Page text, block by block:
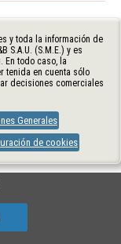
y toda la información de
S.A.U. (S.M.E.) y es
En todo caso, la
tenida en cuenta sólo
decisiones comerciales
Generales
de cookies